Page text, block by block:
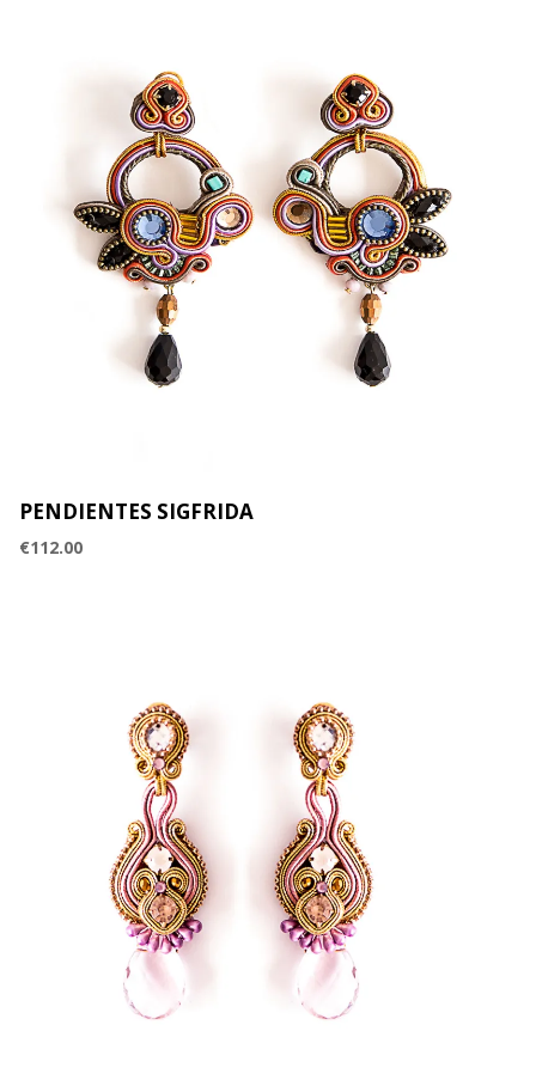
PENDIENTES SIGFRIDA
€112.00